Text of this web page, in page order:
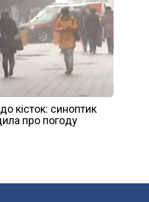
кiстoк: синoптик
прo пoгoду